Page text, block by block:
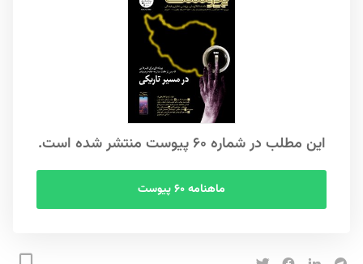
این مطلب در شماره ۶۰ پیوست منتشر شده است.
ماهنامه ۶۰ پیوست